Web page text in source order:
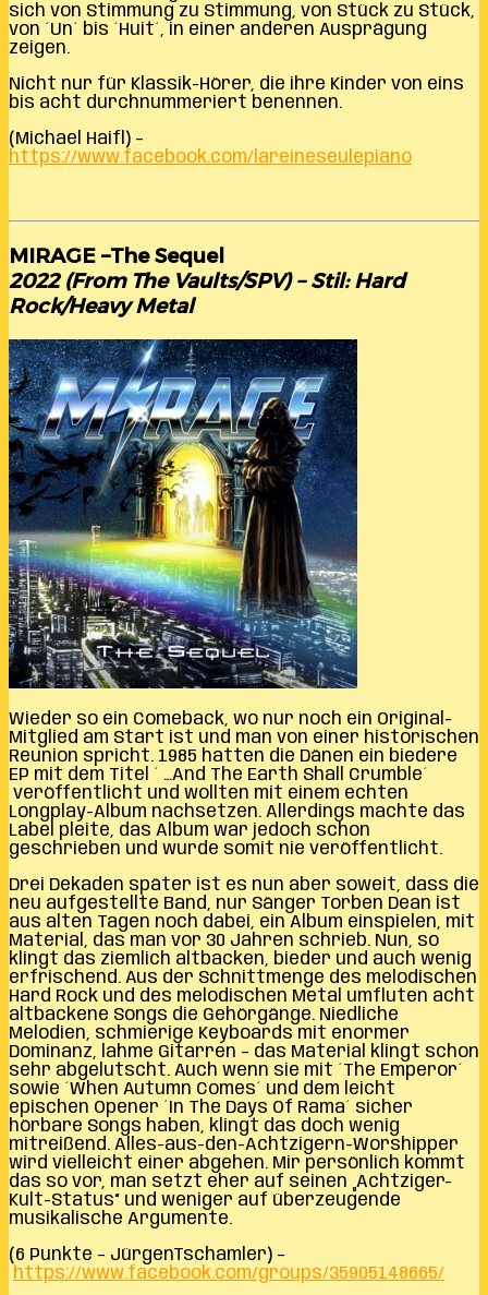
sich von Stimmung zu Stimmung, von Stück zu Stück,
von ´Un´ bis ´Huit´, in einer anderen Ausprägung
zeigen.
Nicht nur für Klassik-Hörer, die ihre Kinder von eins
bis acht durchnummeriert benennen.
(Michael Haifl) –
https://www.facebook.com/lareineseulepiano
MIRAGE –The Sequel
2022 (From The Vaults/SPV) – Stil: Hard
Rock/Heavy Metal
Wieder so ein Comeback, wo nur noch ein Original-
Mitglied am Start ist und man von einer historischen
Reunion spricht. 1985 hatten die Dänen ein biedere
EP mit dem Titel ´ …And The Earth Shall Crumble´
veröffentlicht und wollten mit einem echten
Longplay-Album nachsetzen. Allerdings machte das
Label pleite, das Album war jedoch schon
geschrieben und wurde somit nie veröffentlicht.
Drei Dekaden später ist es nun aber soweit, dass die
neu aufgestellte Band, nur Sänger Torben Dean ist
aus alten Tagen noch dabei, ein Album einspielen, mit
Material, das man vor 30 Jahren schrieb. Nun, so
klingt das ziemlich altbacken, bieder und auch wenig
erfrischend. Aus der Schnittmenge des melodischen
Hard Rock und des melodischen Metal umfluten acht
altbackene Songs die Gehörgänge. Niedliche
Melodien, schmierige Keyboards mit enormer
Dominanz, lahme Gitarren – das Material klingt schon
sehr abgelutscht. Auch wenn sie mit ´The Emperor´
sowie ´When Autumn Comes´ und dem leicht
epischen Opener ´In The Days Of Rama´ sicher
hörbare Songs haben, klingt das doch wenig
mitreißend. Alles-aus-den-Achtzigern-Worshipper
wird vielleicht einer abgehen. Mir persönlich kommt
das so vor, man setzt eher auf seinen „Achtziger-
Kult-Status“ und weniger auf überzeugende
musikalische Argumente.
(6 Punkte – JürgenTschamler) –
https://www.facebook.com/groups/35905148665/